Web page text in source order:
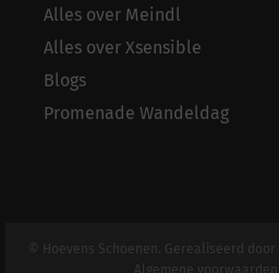
Alles over Meindl
Alles over Xsensible
Blogs
Promenade Wandeldag
© Hoevens Schoenen. Gerealiseerd door
Algemene voorwaarden